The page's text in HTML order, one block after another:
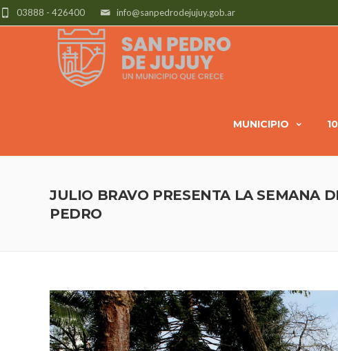
info@sanpedrodejujuy.gob.ar
03888 - 426400
MUNICIPIO
JULIO BRAVO PRESENTA LA SEMANA
PEDRO